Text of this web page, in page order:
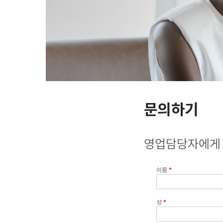
문의하기
영업담당자에
이름*
성 *